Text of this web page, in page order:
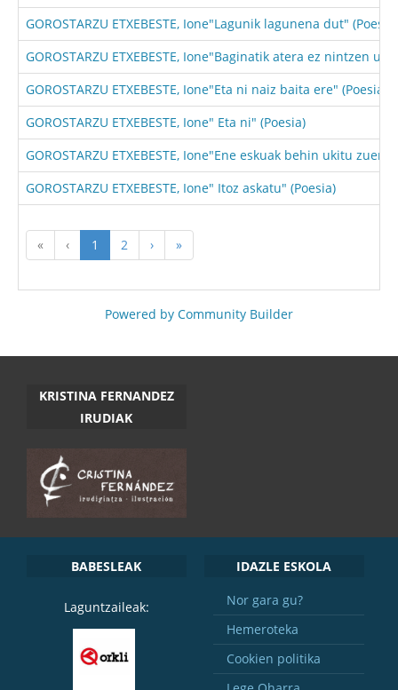
GOROSTARZU ETXEBESTE, Ione"Lagunik lagunena dut" (Poesia)
GOROSTARZU ETXEBESTE, Ione"Baginatik atera ez nintzen
GOROSTARZU ETXEBESTE, Ione"Eta ni naiz baita ere" (Poesia)
GOROSTARZU ETXEBESTE, Ione" Eta ni" (Poesia)
GOROSTARZU ETXEBESTE, Ione"Ene eskuak behin ukitu zuen
GOROSTARZU ETXEBESTE, Ione" Itoz askatu" (Poesia)
« ‹ 1 2 › »
Powered by Community Builder
KRISTINA FERNANDEZ
IRUDIAK
BABESLEAK
Laguntzaileak:
IDAZLE ESKOLA
Nor gara gu?
Hemeroteka
Cookien politika